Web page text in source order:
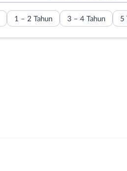
1 – 2 Tahun 3 – 4 Tahun 5